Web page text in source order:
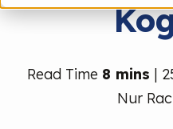
Coba Gratis
Read Time 8 mins |
Nur